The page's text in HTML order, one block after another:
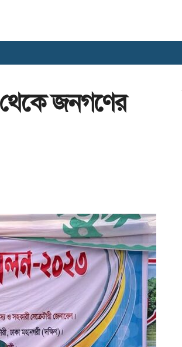
থেকে জনগণের